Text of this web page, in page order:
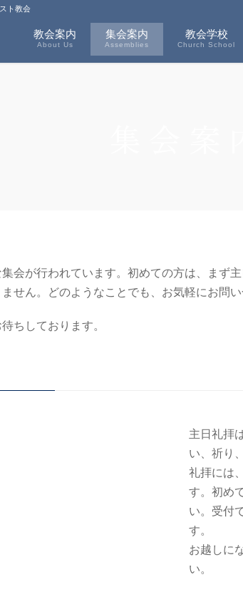
ト教会
教会案内
About Us
集会案内
Assemblies
教会学校
Church School
会が行われています。初めての方は、まず
せん。どのようなことでも、お気軽にお問い
ちしております。
主日礼拝
い、祈り
礼拝には
す。初め
い。受付
す。
お越しに
い。